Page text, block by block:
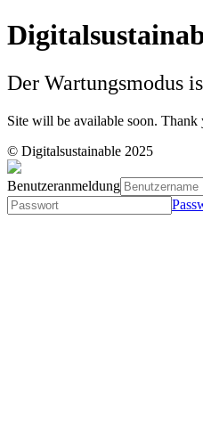
Der Wartungsmodus
Site will be available soon.
© Digitalsustainable 2025
Benutzeranmeldung